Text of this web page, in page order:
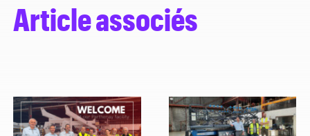
Article associés